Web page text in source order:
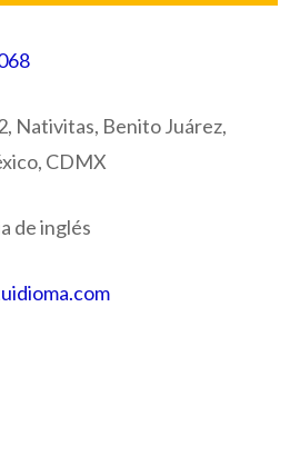
Nativitas, Benito Juárez,
CDMX
de inglés